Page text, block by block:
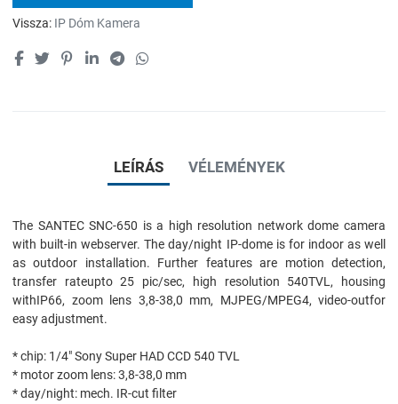
Vissza: IP Dóm Kamera
LEÍRÁS VÉLEMÉNYEK
The SANTEC SNC-650 is a high resolution network dome camera
with built-in webserver. The day/night IP-dome is for indoor as well
as outdoor installation. Further features are motion detection,
transfer rateupto 25 pic/sec, high resolution 540TVL, housing
withIP66, zoom lens 3,8-38,0 mm, MJPEG/MPEG4, video-outfor
easy adjustment.
* chip: 1/4" Sony Super HAD CCD 540 TVL
* motor zoom lens: 3,8-38,0 mm
* day/night: mech. IR-cut filter